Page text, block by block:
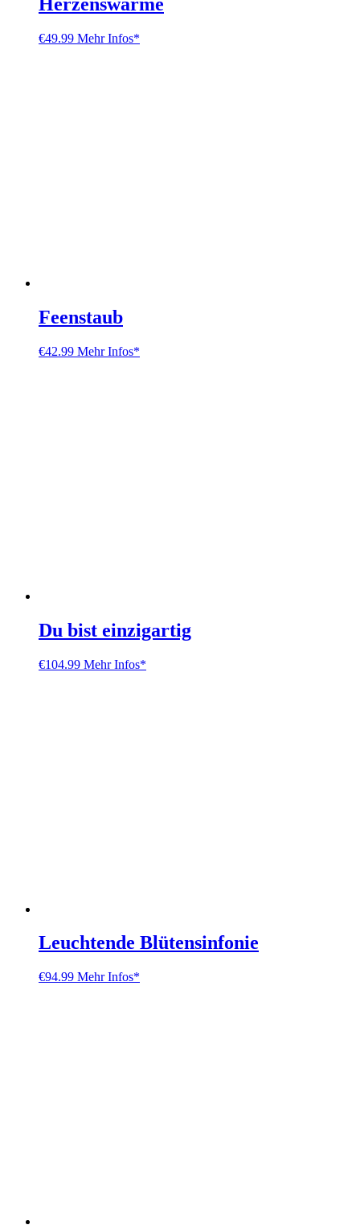
€49.99 Mehr Infos*
Feenstaub
€42.99 Mehr Infos*
Du bist einzigartig
€104.99 Mehr Infos*
Leuchtende Blütensinfonie
€94.99 Mehr Infos*